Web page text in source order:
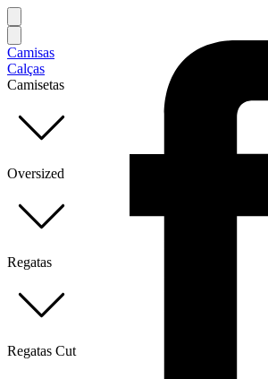
Camisas
Calças
Camisetas
Oversized
Regatas
Regatas Cut